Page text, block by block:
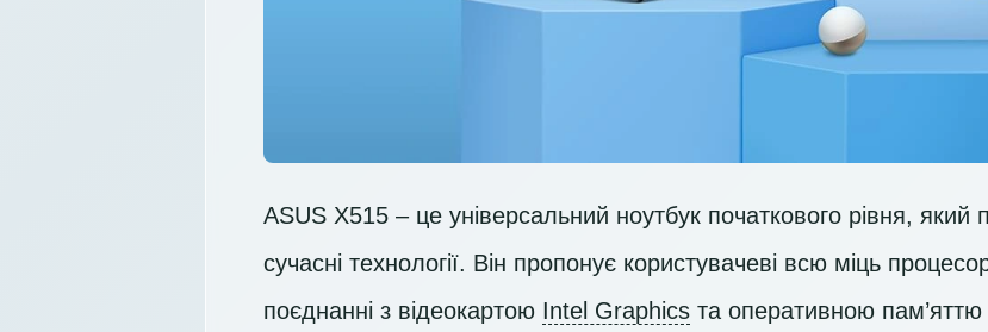
ASUS X515 – це універсальний ноутбук початкового рівня, який
сучасні технології. Він пропонує користувачеві всю міць
поєднанні з відеокартою Intel Graphics та оперативною